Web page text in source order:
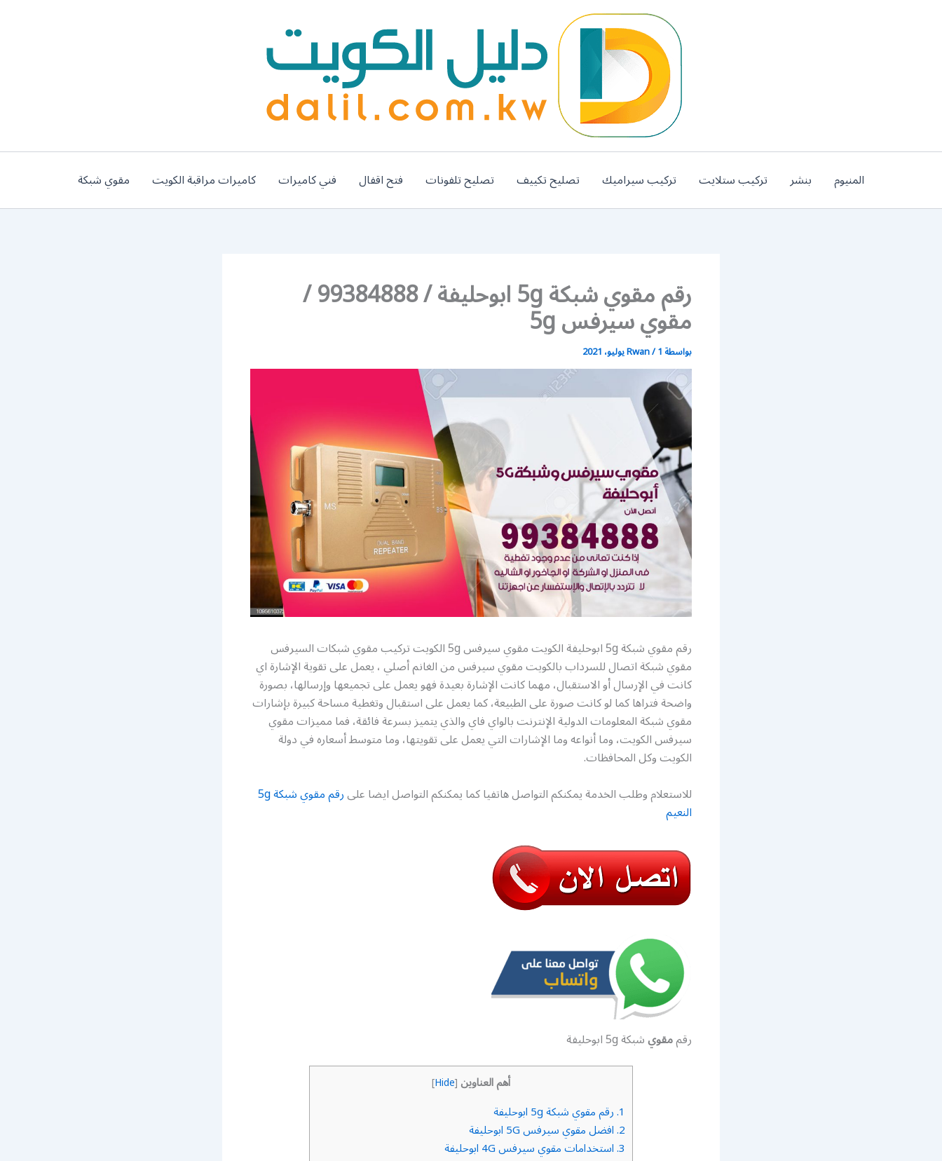
المنيوم بنشر تركيب ستلايت تركيب سيراميك تصليح تكييف تصليح تلفونات فتح اقفال فني كاميرات كاميرات مراقبة الكويت مقوي شبكة
رقم مقوي شبكة 5g ابوحليفة / 99384888 /
مقوي سيرفس 5g
بواسطة Rwan/1 يوليو، 2021
رقم مقوي شبكة 5g ابوحليفة الكويت مقوي سيرفس 5g الكويت تركيب مقوي شبكات السيرفس
مقوي شبكة اتصال للسرداب بالكويت مقوي سيرفس من الغانم أصلي ، يعمل على تقوية الإشارة اي
كانت في الإرسال أو الاستقبال، مهما كانت الإشارة بعيدة فهو يعمل على تجميعها وإرسالها، بصورة
واضحة فتراها كما لو كانت صورة على الطبيعة، كما يعمل على استقبال وتغطية مساحة كبيرة بإشارات
مقوي شبكة المعلومات الدولية الإنترنت بالواي فاي والذي يتميز بسرعة فائقة، فما مميزات مقوي
سيرفس الكويت، وما أنواعه وما الإشارات التي يعمل على تقويتها، وما متوسط أسعاره في دولة
الكويت وكل المحافظات.
للاستعلام وطلب الخدمة يمكنكم التواصل هاتفيا كما يمكنكم التواصل ايضا على
رقم مقوي شبكة 5g
النعيم
رقممقويشبكة 5g ابوحليفة
أهم العناوين [
Hide
]
1. رقم مقوي شبكة 5g ابوحليفة
2. افضل مقوي سيرفس 5G ابوحليفة
3. استخدامات مقوي سيرفس 4G ابوحليفة